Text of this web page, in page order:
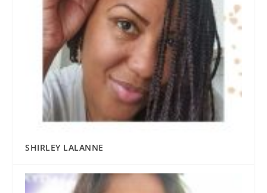
SHIRLEY LALANNE